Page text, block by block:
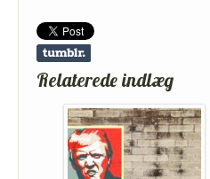
Relaterede indlæg